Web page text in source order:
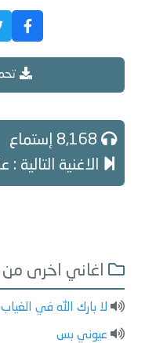
الاغنية التالية :
اغاني اخرى من
لا بارك الله في الغياب
عيوني بس